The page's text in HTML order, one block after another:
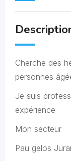
Cherche des
personnes
Je suis
expérience
Mon secteur
Pau gelos